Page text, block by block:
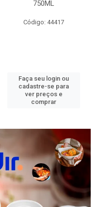
750ML
Código: 44417
Faça seu login ou
cadastre-se para
ver preços e
comprar